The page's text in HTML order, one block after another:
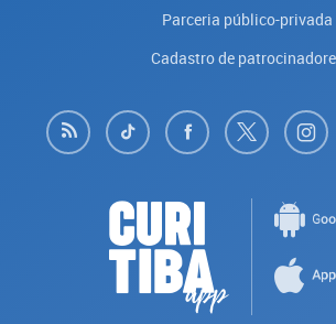
Parceria público-privada
Cadastro de